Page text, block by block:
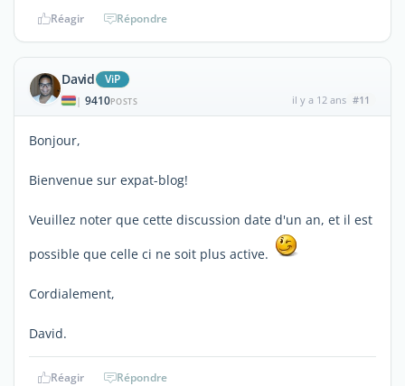
Réagir Répondre
David ViP
| 9410POSTS il y a 12 ans #11
Bonjour,
Bienvenue sur expat-blog!
Veuillez noter que cette discussion date d'un an, et il est
possible que celle ci ne soit plus active.
Cordialement,
David.
Réagir Répondre